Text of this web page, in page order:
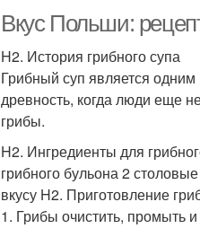
Вкус Польши:
H2. История грибного супа
Грибный суп является
древность, когда люди еще
грибы.
H2. Ингредиенты для
грибного бульона 2
вкусу H2. Приготовление
1. Грибы очистить, промыть